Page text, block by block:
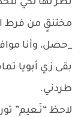
نظر لها لكي
مختنقٍ من فرط
_حصل، وأنا
بقى زي أبويا
طردني.
لاحظ “نَـعيم”